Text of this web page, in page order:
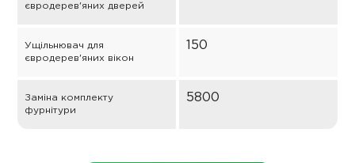
євродерев'яних дверей
Ущільнювач для
євродерев'яних вікон
150
Заміна комплекту
фурнітури
5800